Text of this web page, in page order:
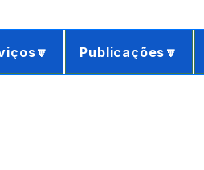
Publicações🔽